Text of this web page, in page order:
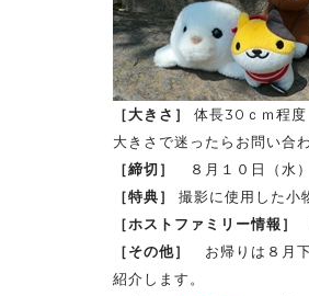
［大きさ］
体長30ｃｍ程
大きさで迷ったらお問い合
［締切］
８月１０日（水
［特典］
撮影に使用した小
［ホストファミリー情報］
［その他］
お帰りは８月
紹介します。